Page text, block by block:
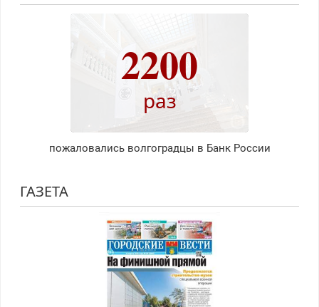
2200
раз
пожаловались волгоградцы в Банк России
ГАЗЕТА